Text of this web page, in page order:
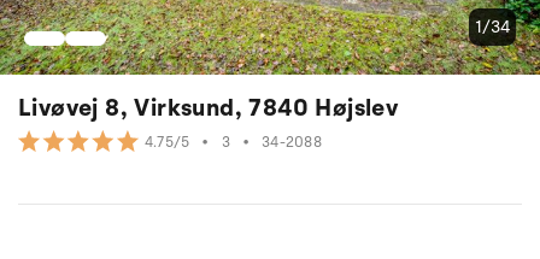
Livøvej 8, Virksund, 7840 Højslev
4.75/5 • 3 • 34-2088
1/34